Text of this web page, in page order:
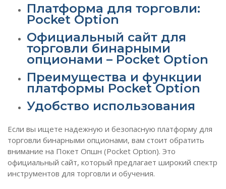
Платформа для торговли:
Pocket Option
Официальный сайт для
торговли бинарными
опционами – Pocket Option
Преимущества и функции
платформы Pocket Option
Удобство использования
Если вы ищете надежную и безопасную платформу для
торговли бинарными опционами, вам стоит обратить
внимание на Покет Опшн (Pocket Option). Это
официальный сайт, который предлагает широкий спектр
инструментов для торговли и обучения.